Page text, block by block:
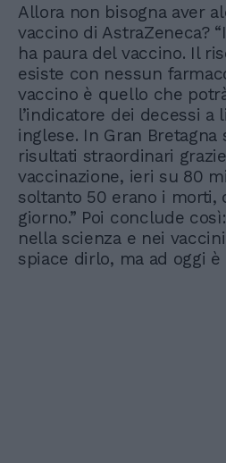
Allora non bisogna aver
vaccino di AstraZeneca?
ha paura del vaccino. Il
esiste con nessun
vaccino è quello che
l’indicatore dei decessi a
inglese. In Gran
risultati straordinari
vaccinazione, ieri su 80
soltanto 50 erano i morti,
giorno.” Poi conclude
nella scienza e nei
spiace dirlo, ma ad oggi è